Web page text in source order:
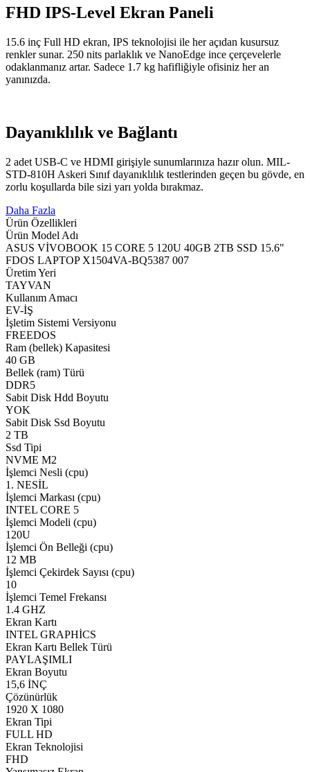
FHD IPS-Level Ekran Paneli
15.6 inç Full HD ekran, IPS teknolojisi ile her açıdan kusursuz
renkler sunar. 250 nits parlaklık ve NanoEdge ince çerçevelerle
odaklanmanız artar. Sadece 1.7 kg hafifliğiyle ofisiniz her an
yanınızda.
Dayanıklılık ve Bağlantı
2 adet USB-C ve HDMI girişiyle sunumlarınıza hazır olun. MIL-
STD-810H Askeri Sınıf dayanıklılık testlerinden geçen bu gövde, en
zorlu koşullarda bile sizi yarı yolda bırakmaz.
Daha Fazla
Ürün Özellikleri
Ürün Model Adı
ASUS VİVOBOOK 15 CORE 5 120U 40GB 2TB SSD 15.6"
FDOS LAPTOP X1504VA-BQ5387 007
Üretim Yeri
TAYVAN
Kullanım Amacı
EV-İŞ
İşletim Sistemi Versiyonu
FREEDOS
Ram (bellek) Kapasitesi
40 GB
Bellek (ram) Türü
DDR5
Sabit Disk Hdd Boyutu
YOK
Sabit Disk Ssd Boyutu
2 TB
Ssd Tipi
NVME M2
İşlemci Nesli (cpu)
1. NESİL
İşlemci Markası (cpu)
INTEL CORE 5
İşlemci Modeli (cpu)
120U
İşlemci Ön Belleği (cpu)
12 MB
İşlemci Çekirdek Sayısı (cpu)
10
İşlemci Temel Frekansı
1.4 GHZ
Ekran Kartı
INTEL GRAPHİCS
Ekran Kartı Bellek Türü
PAYLAŞIMLI
Ekran Boyutu
15,6 İNÇ
Çözünürlük
1920 X 1080
Ekran Tipi
FULL HD
Ekran Teknolojisi
FHD